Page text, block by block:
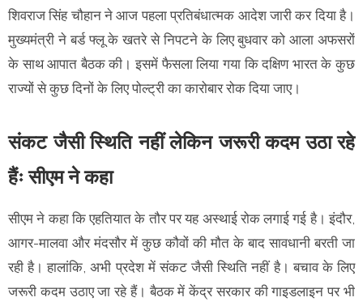
शिवराज सिंह चौहान ने आज पहला प्रतिबंधात्मक आदेश जारी कर दिया है।
मुख्यमंत्री ने बर्ड फ्लू के खतरे से निपटने के लिए बुधवार को आला अफसरों
के साथ आपात बैठक की। इसमें फैसला लिया गया कि दक्षिण भारत के कुछ
राज्यों से कुछ दिनों के लिए पोल्ट्री का कारोबार रोक दिया जाए।
संकट जैसी स्थिति नहीं लेकिन जरूरी कदम उठा रहे
हैंः सीएम ने कहा
सीएम ने कहा कि एहतियात के तौर पर यह अस्थाई रोक लगाई गई है। इंदौर,
आगर-मालवा और मंदसौर में कुछ कौवों की मौत के बाद सावधानी बरती जा
रही है। हालांकि, अभी प्रदेश में संकट जैसी स्थिति नहीं है। बचाव के लिए
जरूरी कदम उठाए जा रहे हैं। बैठक में केंद्र सरकार की गाइडलाइन पर भी